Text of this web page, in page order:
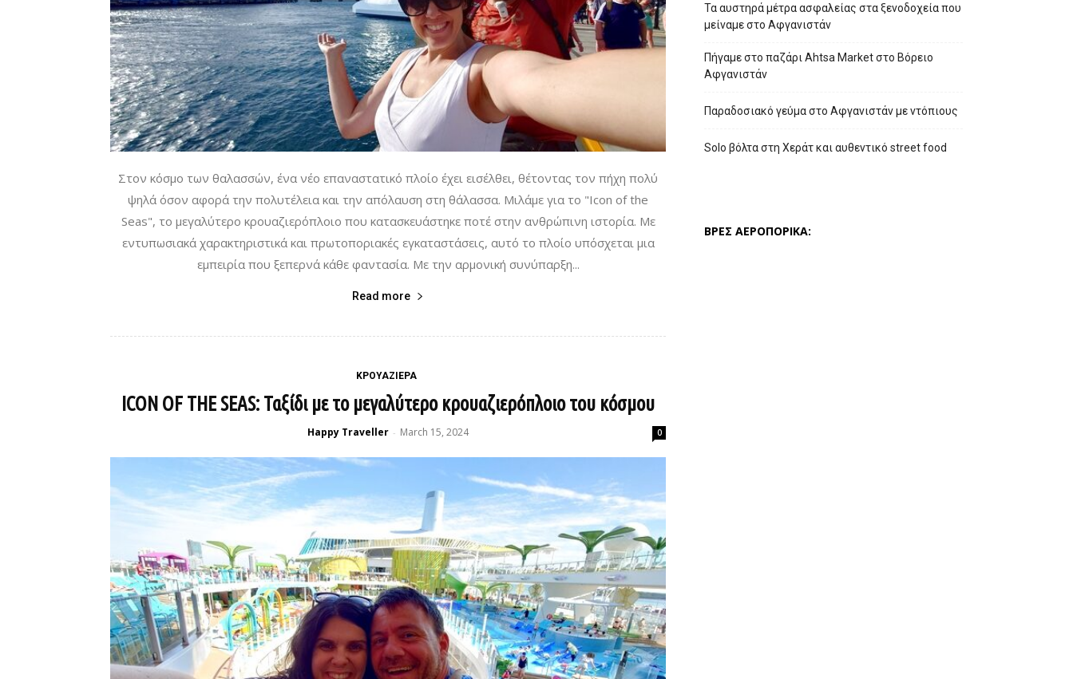
Στον κόσμο των θαλασσών, ένα νέο επαναστατικό πλοίο έχει εισέλθει, θέτοντας τον πήχη πολύ
ψηλά όσον αφορά την πολυτέλεια και την απόλαυση στη θάλασσα. Μιλάμε για το "Icon of the
Seas", το μεγαλύτερο κρουαζιερόπλοιο που κατασκευάστηκε ποτέ στην ανθρώπινη ιστορία. Με
εντυπωσιακά χαρακτηριστικά και πρωτοποριακές εγκαταστάσεις, αυτό το πλοίο υπόσχεται μια
εμπειρία που ξεπερνά κάθε φαντασία. Με την αρμονική συνύπαρξη...
Read more
ΚΡΟΥΑΖΙΕΡΑ
ICON OF THE SEAS: Ταξίδι με το μεγαλύτερο κρουαζιερόπλοιο του κόσμου
Happy Traveller - March 15, 2024 0
Τα αυστηρά μέτρα ασφαλείας στα ξενοδοχεία που
μείναμε στο Αφγανιστάν
Πήγαμε στο παζάρι Ahtsa Market στο Βόρειο
Αφγανιστάν
Παραδοσιακό γεύμα στο Αφγανιστάν με ντόπιους
Solo βόλτα στη Χεράτ και αυθεντικό street food
ΒΡΕΣ ΑΕΡΟΠΟΡΙΚΑ: